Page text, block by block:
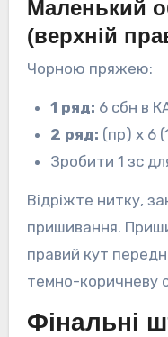
Маленький
(верхній
Чорною пряжею:
1 ряд: 6 сбн в
2 ряд: (пр) х 6
Зробити 1 зс
Відріжте нитку,
пришивання.
правий кут
темно-коричневу
Фінальні